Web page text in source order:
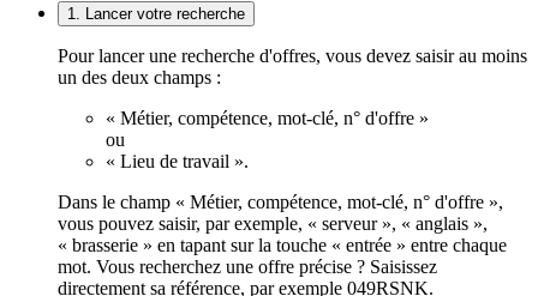
1. Lancer votre recherche
Pour lancer une recherche d'offres, vous devez saisir au moins
un des deux champs :
« Métier, compétence, mot-clé, n° d'offre »
ou
« Lieu de travail ».
Dans le champ « Métier, compétence, mot-clé, n° d'offre »,
vous pouvez saisir, par exemple, « serveur », « anglais »,
« brasserie » en tapant sur la touche « entrée » entre chaque
mot. Vous recherchez une offre précise ? Saisissez
directement sa référence, par exemple 049RSNK.